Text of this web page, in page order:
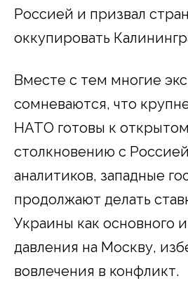
Россией и призвал
оккупировать
Вместе с тем многие
сомневаются, что
НАТО готовы к
столкновению с
аналитиков, западные
продолжают делать
Украины как основного
давления на Москву,
вовлечения в конфликт.